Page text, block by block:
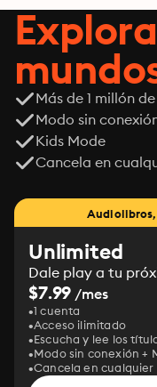
Más de 1 millón
Modo sin
Kids Mode
Cancela en
Audiolibros,
Unlimited
Dale play a tu
$7.99 /mes
1 cuenta
Acceso ilimitado
Escucha y lee los
Modo sin conexión +
Cancela en